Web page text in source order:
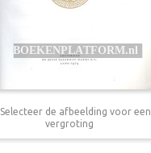
Selecteer de afbeelding voor een
vergroting